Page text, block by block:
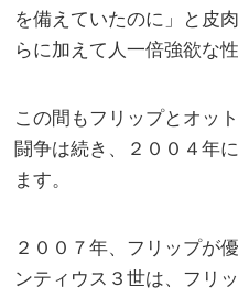
を備えていたのに」と皮
らに加えて人一倍強欲な
この間もフリップとオッ
闘争は続き、２００４年
ます。
２００７年、フリップが
ンティウス３世は、フリ